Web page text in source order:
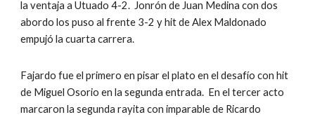
la ventaja a Utuado 4-2.  Jonrón de Juan Medina con dos
abordo los puso al frente 3-2 y hit de Alex Maldonado
empujó la cuarta carrera.
Fajardo fue el primero en pisar el plato en el desafío con hit
de Miguel Osorio en la segunda entrada.  En el tercer acto
marcaron la segunda rayita con imparable de Ricardo